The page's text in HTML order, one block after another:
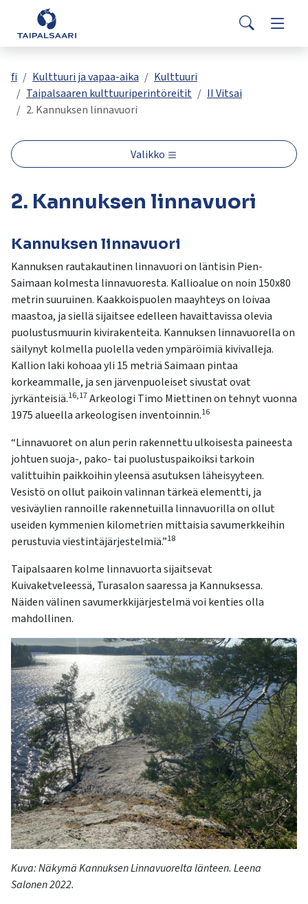
Siirry pääsisältöön
Palaute
Yhteystiedot
Search
Valitse
oleva
tulos
ylös-
alasnuolilla.
Siirry
hakutulokseen
painamalla
Kosketuslaitteiden
käyttäjät
voivat
käyttää
kosketus-
ja
pyyhkäisyliikkeitä.
Asuminen ja rakentaminen
Opetus ja kasvatus
Hyvinvointi ja terveys
Kulttuuri ja vapaa-aika
Kunta ja päätöksenteko
Työ ja yrittäminen
fi Kulttuuri ja vapaa-aika
Kulttuuri
Taipalsaaren kulttuuriperintöreitit
II Vitsai
2. Kannuksen linnavuori
Valikko
2. Kannuksen linnavuori
Kannuksen linnavuori
Kannuksen rautakautinen linnavuori on läntisin Pien-
Saimaan kolmesta linnavuoresta. Kallioalue on noin 150x80
metrin suuruinen. Kaakkoispuolen maayhteys on loivaa
maastoa, ja siellä sijaitsee edelleen havaittavissa olevia
puolustusmuurin kivirakenteita. Kannuksen linnavuorella on
säilynyt kolmella puolella veden ympäröimiä kivivalleja.
Kallion laki kohoaa yli 15 metriä Saimaan pintaa
korkeammalle, ja sen järvenpuoleiset sivustat ovat
jyrkänteisiä.16,17Arkeologi Timo Miettinen on tehnyt vuonna
1975 alueella arkeologisen inventoinnin.16
“Linnavuoret on alun perin rakennettu ulkoisesta paineesta
johtuen suoja-, pako- tai puolustuspaikoiksi tarkoin
valittuihin paikkoihin yleensä asutuksen läheisyyteen.
Vesistö on ollut paikoin valinnan tärkeä elementti, ja
vesiväylien rannoille rakennetuilla linnavuorilla on ollut
useiden kymmenien kilometrien mittaisia savumerkkeihin
perustuvia viestintäjärjestelmiä.”18
Taipalsaaren kolme linnavuorta sijaitsevat
Kuivaketveleessä, Turasalon saaressa ja Kannuksessa.
Näiden välinen savumerkkijärjestelmä voi kenties olla
mahdollinen.
Kuva:Näkymä Kannuksen Linnavuorelta länteen. Leena
Salonen 2022.